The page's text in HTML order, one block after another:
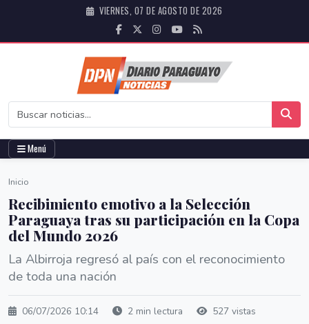
VIERNES, 07 DE AGOSTO DE 2026
Menú
Inicio
Recibimiento emotivo a la Selección
Paraguaya tras su participación en la Copa
del Mundo 2026
La Albirroja regresó al país con el reconocimiento
de toda una nación
06/07/2026 10:14 2 min lectura 527 vistas